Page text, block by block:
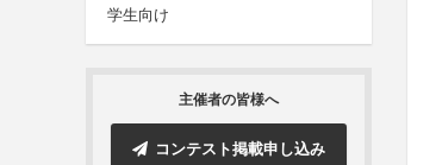
学生向け
主催者の皆様へ
コンテスト掲載申し込み